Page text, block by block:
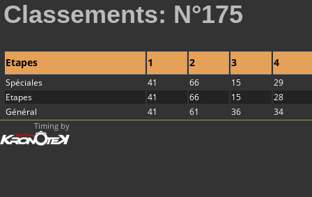
Classements: N°175
Etapes 1 2 3 4
Spéciales 41 66 15
29
Etapes
41 66 15
28
Général
41 61 36 34
Timing by